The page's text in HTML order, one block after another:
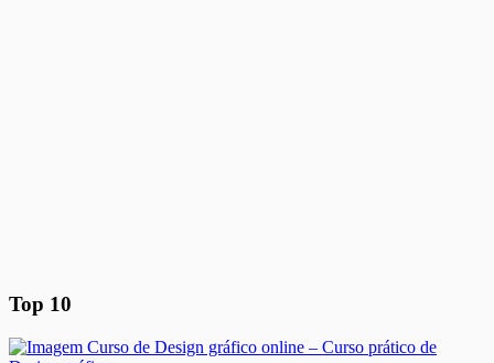
Top 10